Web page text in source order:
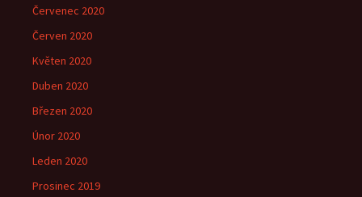
Červenec 2020
Červen 2020
Květen 2020
Duben 2020
Březen 2020
Únor 2020
Leden 2020
Prosinec 2019